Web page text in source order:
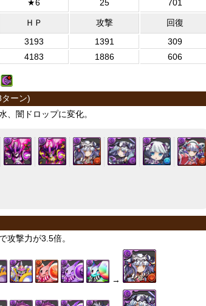
★6 25 701
ＨＰ 攻撃
回復
3193 1391
309
4183 1886 606
ーン)
、闇ドロップに変化。
攻撃力が3.5倍。
→